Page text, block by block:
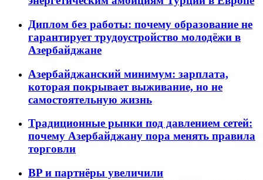
Диплом без работы: почему образование не
гарантирует трудоустройство молодёжи в
Азербайджане
Азербайджанский минимум: зарплата,
которая покрывает выживание, но не
самостоятельную жизнь
Традиционные рынки под давлением сетей:
почему Азербайджану пора менять правила
торговли
BP и партнёры увеличили